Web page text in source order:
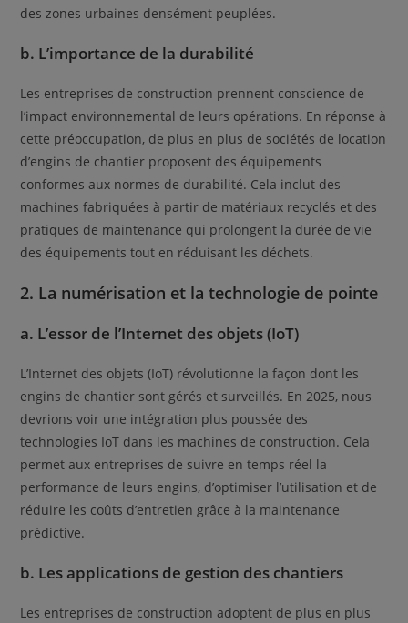
des zones urbaines densément peuplées.
b. L’importance de la durabilité
Les entreprises de construction prennent conscience de
l’impact environnemental de leurs opérations. En réponse à
cette préoccupation, de plus en plus de sociétés de location
d’engins de chantier proposent des équipements
conformes aux normes de durabilité. Cela inclut des
machines fabriquées à partir de matériaux recyclés et des
pratiques de maintenance qui prolongent la durée de vie
des équipements tout en réduisant les déchets.
2. La numérisation et la technologie de pointe
a. L’essor de l’Internet des objets (IoT)
L’Internet des objets (IoT) révolutionne la façon dont les
engins de chantier sont gérés et surveillés. En 2025, nous
devrions voir une intégration plus poussée des
technologies IoT dans les machines de construction. Cela
permet aux entreprises de suivre en temps réel la
performance de leurs engins, d’optimiser l’utilisation et de
réduire les coûts d’entretien grâce à la maintenance
prédictive.
b. Les applications de gestion des chantiers
Les entreprises de construction adoptent de plus en plus